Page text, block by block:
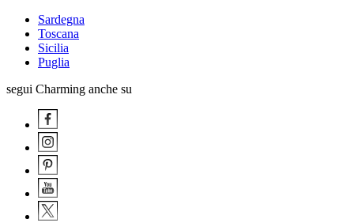
Sardegna
Toscana
Sicilia
Puglia
segui Charming anche su